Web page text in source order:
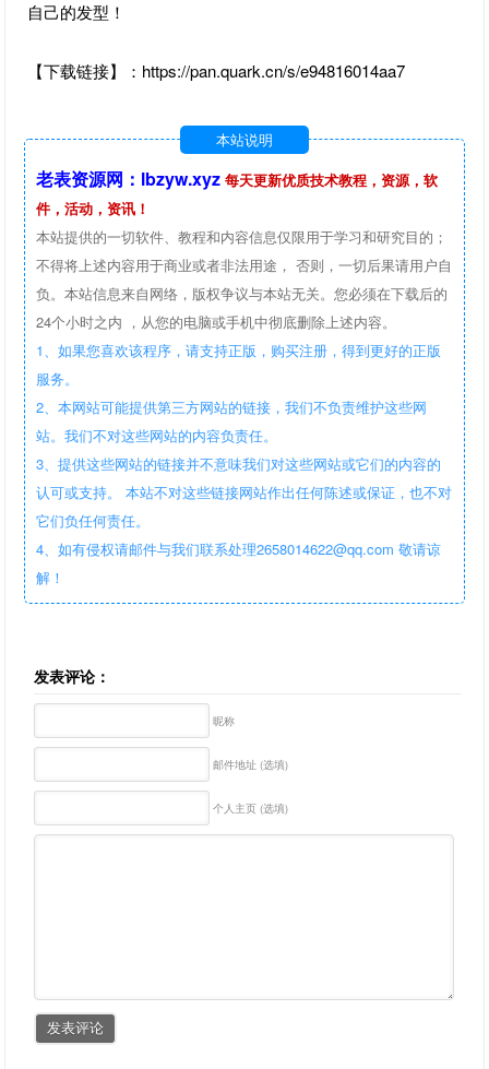
自己的发型！
【下载链接】：https://pan.quark.cn/s/e94816014aa7
本站说明
老表资源网：lbzyw.xyz 每天更新优质技术教程，资源，软
件，活动，资讯！
本站提供的一切软件、教程和内容信息仅限用于学习和研究目的；
不得将上述内容用于商业或者非法用途， 否则，一切后果请用户自
负。本站信息来自网络，版权争议与本站无关。您必须在下载后的
24个小时之内 ，从您的电脑或手机中彻底删除上述内容。
1、如果您喜欢该程序，请支持正版，购买注册，得到更好的正版
服务。
2、本网站可能提供第三方网站的链接，我们不负责维护这些网
站。我们不对这些网站的内容负责任。
3、提供这些网站的链接并不意味我们对这些网站或它们的内容的
认可或支持。 本站不对这些链接网站作出任何陈述或保证，也不对
它们负任何责任。
4、如有侵权请邮件与我们联系处理2658014622@qq.com 敬请谅
解！
发表评论：
昵称
邮件地址 (选填)
个人主页 (选填)